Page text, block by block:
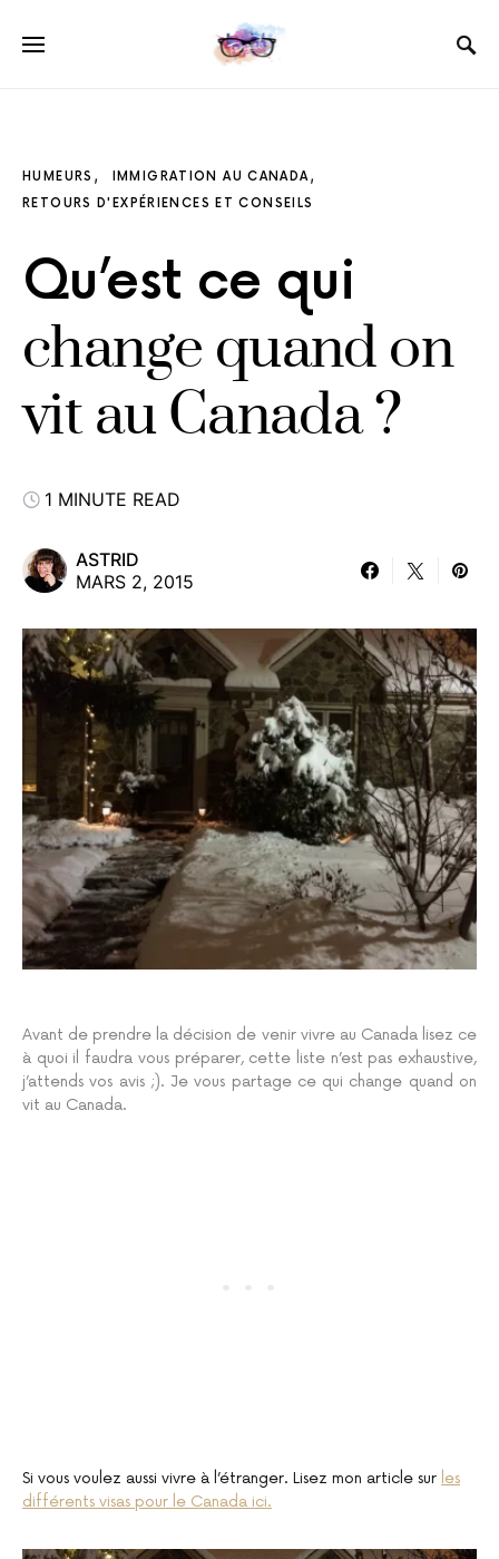
HUMEURS
IMMIGRATION AU CANADA
RETOURS D'EXPÉRIENCES ET CONSEILS
Qu’est ce qui
change quand on
vit au Canada ?
1 MINUTE READ
ASTRID
MARS 2, 2015
Avant de prendre la décision de venir vivre au Canada lisez ce
à quoi il faudra vous préparer, cette liste n’est pas exhaustive,
j’attends vos avis ;). Je vous partage ce qui change quand on
vit au Canada.
Si vous voulez aussi vivre à l’étranger. Lisez mon article sur les
différents visas pour le Canada ici.